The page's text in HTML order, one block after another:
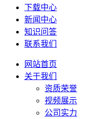
下载中心
新闻中心
知识问答
联系我们
网站首页
关于我们
资质荣誉
视频展示
公司实力